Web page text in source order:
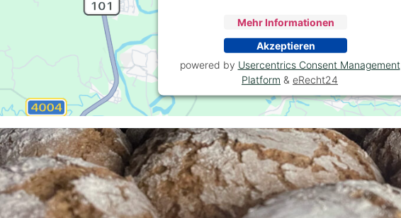
Mehr Informationen
Akzeptieren
powered by Usercentrics Consent Management
Platform & eRecht24